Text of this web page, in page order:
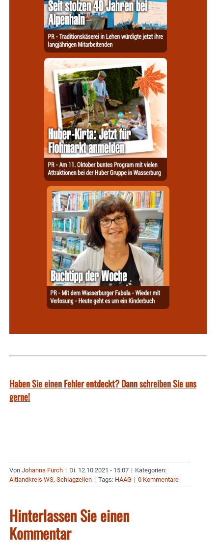
Haben Sie einen Fehler entdeckt? Dann schreiben Sie uns
gerne!
Von Johanna Furch | Di. 12.10.2021 - 15:07 | Kategorien:
Altlandkreis WS, Schlagzeilen | Tags: HAAG | 0 Kommentare
Hinterlassen Sie einen
Kommentar